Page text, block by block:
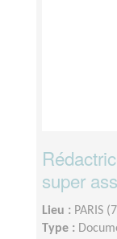
super
Lieu : PARIS
Type :